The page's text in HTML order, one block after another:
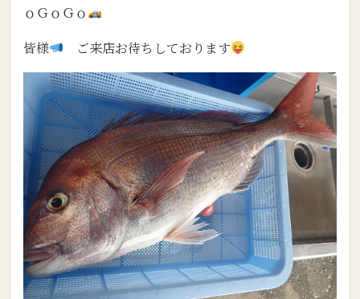
ｏＧｏＧｏ
皆様
ご来店お待ちしております